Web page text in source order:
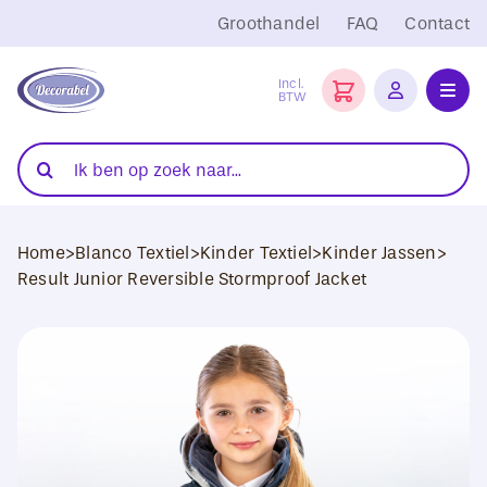
naar
inhoud
Groothandel FAQ Contact
Incl.
BTW
Folies
Transferpersen
Zoeken
naar:
Home>Blanco Textiel>Kinder Textiel>Kinder Jassen>
Result Junior Reversible Stormproof Jacket